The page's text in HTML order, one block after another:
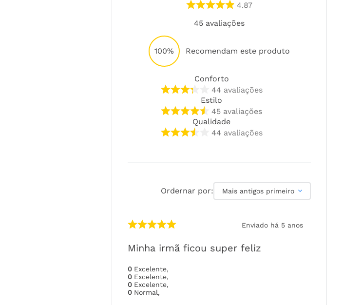
4.87
45 avaliações
100% Recomendam este produto
Conforto
44 avaliações
Estilo
45 avaliações
Qualidade
44 avaliações
Ordernar por: Mais antigos primeiro
Enviado há 5 anos
Minha irmã ficou super feliz
0 Excelente,
0 Excelente,
0 Excelente,
0 Normal,